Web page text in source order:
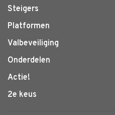
Steigers
Platformen
Valbeveiliging
Onderdelen
Actie!
2e keus